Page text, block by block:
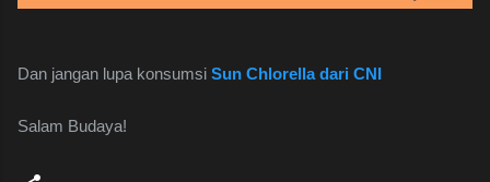
Dan jangan lupa konsumsi Sun Chlorella dari CNI
Salam Budaya!